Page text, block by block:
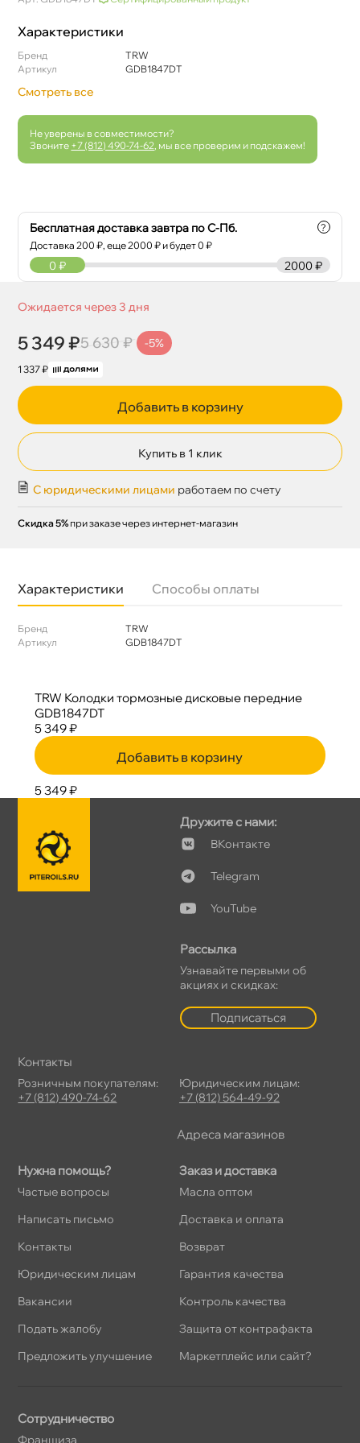
Характеристики
Бренд
TRW
Артикул
GDB1847DT
Смотреть все
Не уверены в совместимости?
Звоните +7 (812) 490-74-62 , мы все проверим и подскажем!
Бесплатная доставка завтра по С-Пб.
Доставка200 ₽, еще2000 ₽ и будет 0 ₽
?
2000 ₽
0 ₽
Ожидается через 3 дня
5 349 ₽5 630 ₽ -5%
1 337 ₽
Добавить в корзину
Купить в 1 клик
С юридическими лицами работаем по счету
Скидка 5% при заказе через интернет-магазин
Характеристики Способы оплаты
Бренд
TRW
Артикул
GDB1847DT
TRW Колодки тормозные дисковые передние
GDB1847DT
5 349 ₽
Добавить в корзину
5 349 ₽
Нужна помощь?
Частые вопросы
Написать письмо
Контакты
Юридическим лицам
акансии
Подать жалобу
Предложить улучшение
Заказ и доставка
Масла оптом
Доставка и оплата
озврат
Гарантия качества
Контроль качества
Защита от контрафакта
Маркетплейс или сайт?
Дружите с нами:
Контакте
Telegram
YouTube
Рассылка
Узнавайте первыми о
акциях и скидках:
Подписаться
Сотрудничество
Франшиза
Контакты
Розничным покупателям:
+7 (812) 490-74-62
Юридическим лицам:
+7 (812) 564-49-92
Адреса магазино